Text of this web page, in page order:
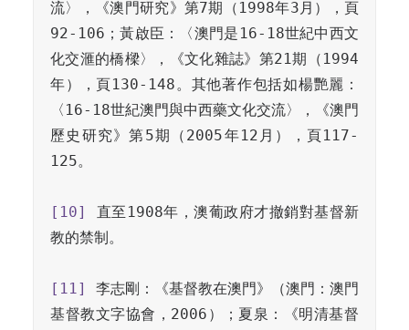
流〉，《澳門研究》第7期（1998年3月），頁
92-106；黃啟臣：〈澳門是16-18世紀中西文
化交滙的橋樑〉，《文化雜誌》第21期（1994
年），頁130-148。其他著作包括如楊艷麗：
〈16-18世紀澳門與中西藥文化交流〉，《澳門
歷史研究》第5期（2005年12月），頁117-
125。
[10]
直至1908年，澳葡政府才撤銷對基督新
教的禁制。
[11]
李志剛：《基督教在澳門》（澳門：澳門
基督教文字協會，2006）；夏泉：《明清基督